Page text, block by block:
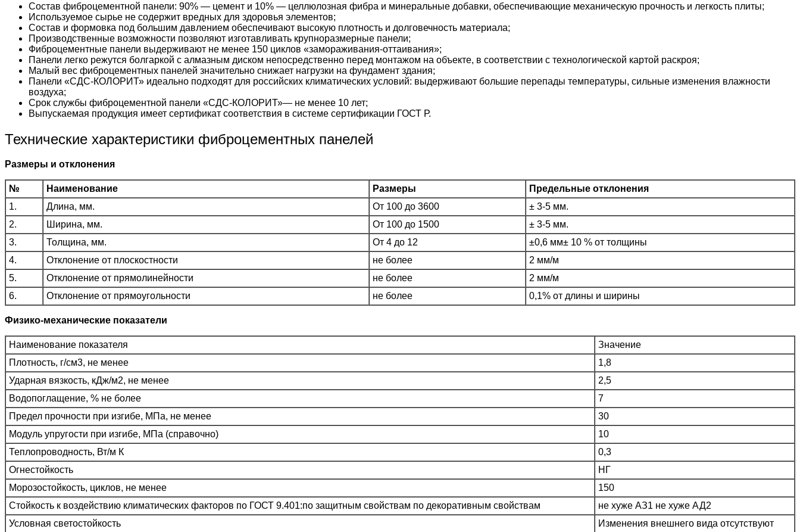
Состав фиброцементной панели: 90% — цемент и 10% — целлюлозная фибра и минеральные добавки, обеспечивающие механическую прочность и легкость плиты;
Используемое сырье не содержит вредных для здоровья элементов;
Состав и формовка под большим давлением обеспечивают высокую плотность и долговечность материала;
Производственные возможности позволяют изготавливать крупноразмерные панели;
Фиброцементные панели выдерживают не менее 150 циклов «замораживания-оттаивания»;
Панели легко режутся болгаркой с алмазным диском непосредственно перед монтажом на объекте, в соответствии с технологической картой раскроя;
Малый вес фиброцементных панелей значительно снижает нагрузки на фундамент здания;
Панели «СДС-КОЛОРИТ» идеально подходят для российских климатических условий: выдерживают большие перепады температуры, сильные изменения влажности
воздуха;
Срок службы фиброцементной панели «СДС-КОЛОРИТ»— не менее 10 лет;
Выпускаемая продукция имеет сертификат соответствия в системе сертификации ГОСТ Р.
Технические характеристики фиброцементных панелей
Размеры и отклонения
№ Наименование Размеры
Предельные отклонения
1.
Длина, мм. От 100 до 3600
± 3-5 мм.
2.
Ширина, мм. От 100 до 1500
± 3-5 мм.
3.
Толщина, мм. От 4 до 12
±0,6 мм± 10 % от толщины
4.
Отклонение от плоскостности не более
2 мм/м
5.
Отклонение от прямолинейности не более
2 мм/м
6.
Отклонение от прямоугольности не более 0,1% от длины и ширины
Физико-механические показатели
Наименование показателя
Значение
Плотность, г/см3, не менее
1,8
Ударная вязкость, кДж/м2, не менее
2,5
Водопоглащение, % не более
7
Предел прочности при изгибе, МПа, не менее
30
Модуль упругости при изгибе, МПа (справочно)
10
Теплопроводность, Вт/м К
0,3
Огнестойкость
НГ
Морозостойкость, циклов, не менее
150
Стойкость к воздействию климатических факторов по ГОСТ 9.401:по защитным свойствам по декоративным свойствам
не хуже АЗ1 не хуже АД2
Условная светостойкость
Изменения внешнего вида отсутствуют